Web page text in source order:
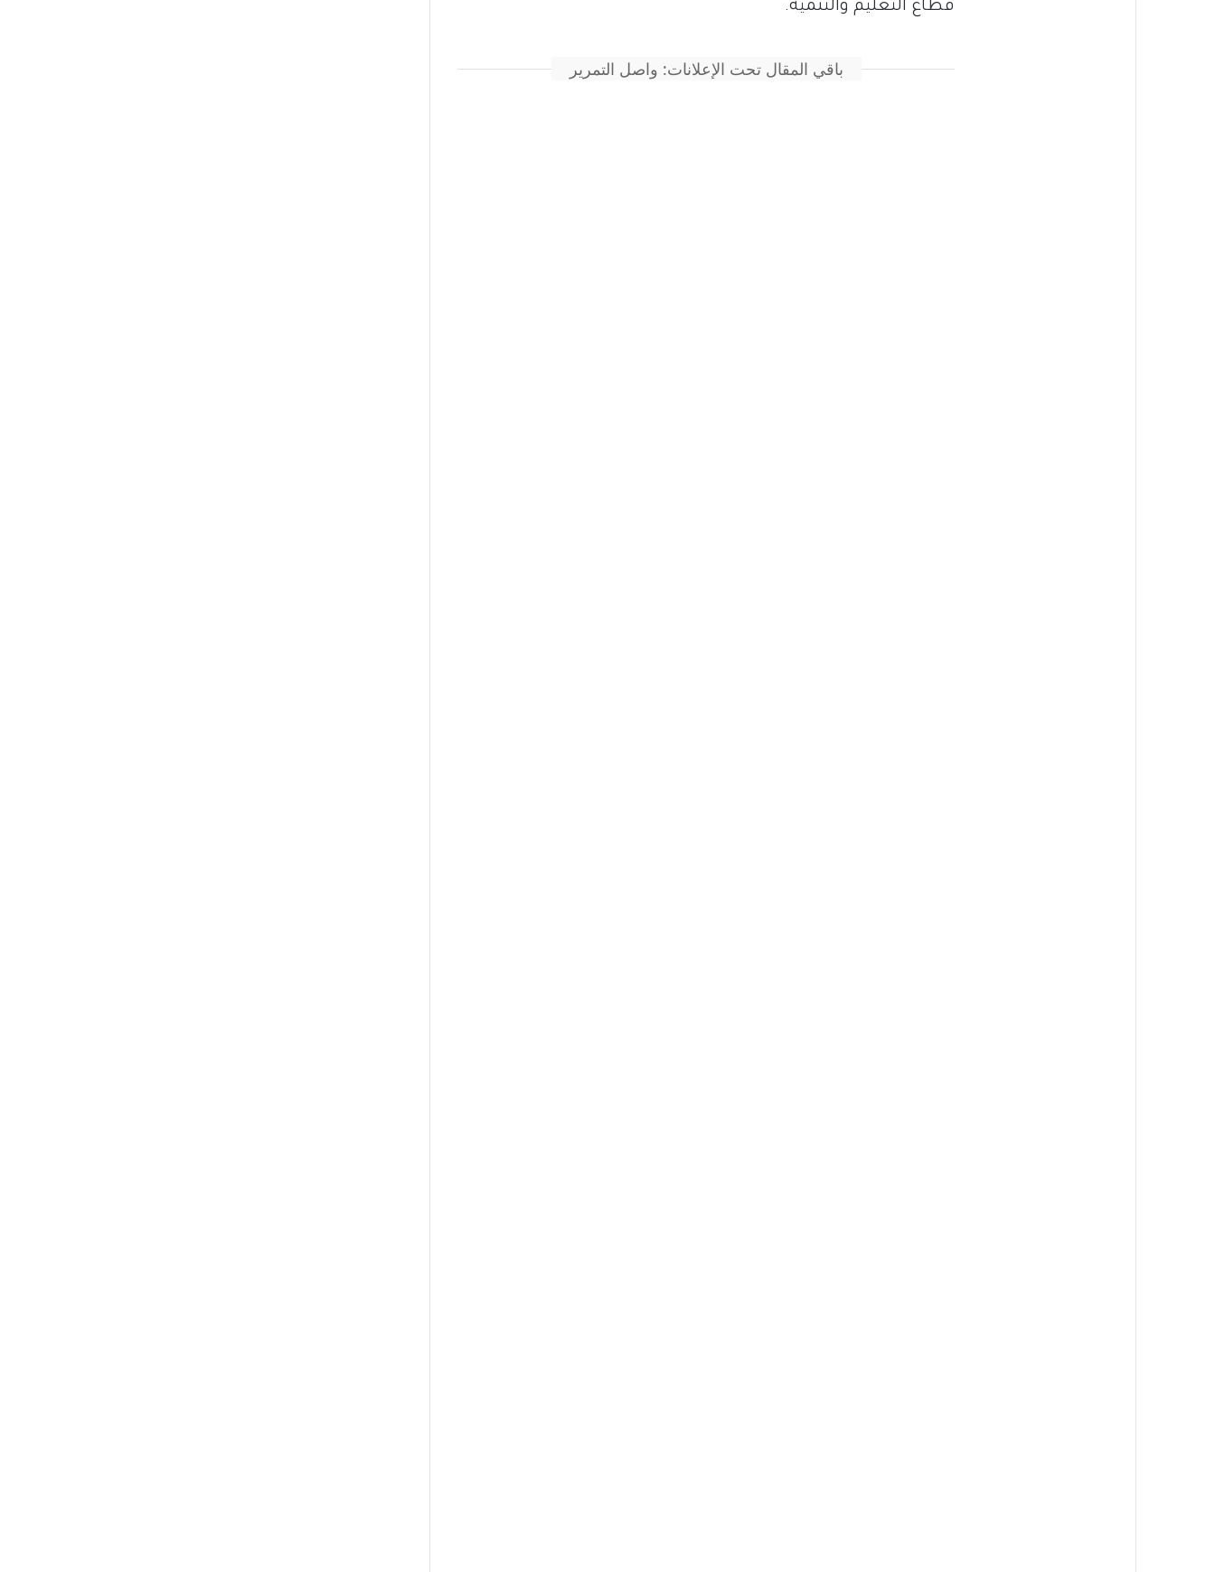
قطاع التعليم والتنمية.
باقي المقال تحت الإعلانات: واصل التمرير